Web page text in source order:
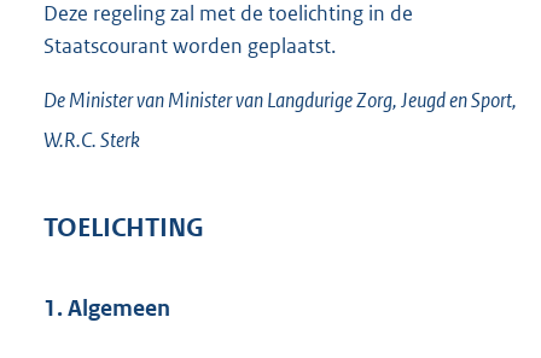
Deze regeling zal met de toelichting in de
Staatscourant worden geplaatst.
De Ministervan Minister van Langdurige Zorg, Jeugd en Sport,
W.R.C.Sterk
TOELICHTING
1. Algemeen